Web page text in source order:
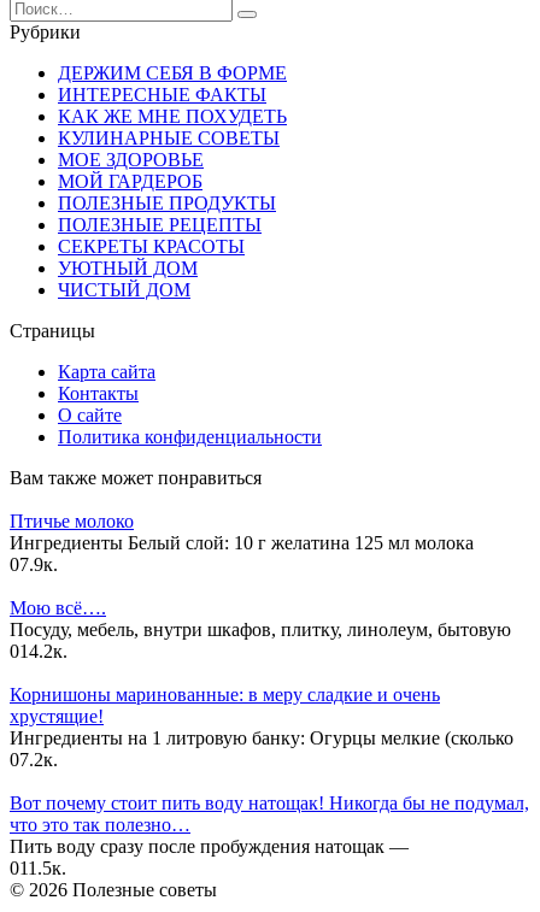
Search
for:
Рубрики
ДЕРЖИМ СЕБЯ В ФОРМЕ
ИНТЕРЕСНЫЕ ФАКТЫ
КАК ЖЕ МНЕ ПОХУДЕТЬ
КУЛИНАРНЫЕ СОВЕТЫ
МОЕ ЗДОРОВЬЕ
МОЙ ГАРДЕРОБ
ПОЛЕЗНЫЕ ПРОДУКТЫ
ПОЛЕЗНЫЕ РЕЦЕПТЫ
СЕКРЕТЫ КРАСОТЫ
УЮТНЫЙ ДОМ
ЧИСТЫЙ ДОМ
Страницы
Карта сайта
Контакты
О сайте
Политика конфиденциальности
Вам также может понравиться
Птичье молоко
Ингредиенты Белый слой: 10 г желатина 125 мл молока
07.9к.
Мою всё….
Посуду, мебель, внутри шкафов, плитку, линолеум, бытовую
014.2к.
Корнишоны маринованные: в меру сладкие и очень
хрустящие!
Ингредиенты на 1 литровую банку: Огурцы мелкие (сколько
07.2к.
Вот почему стоит пить воду натощак! Никогда бы не подумал,
что это так полезно…
Пить воду сразу после пробуждения натощак —
011.5к.
© 2026 Полезные советы